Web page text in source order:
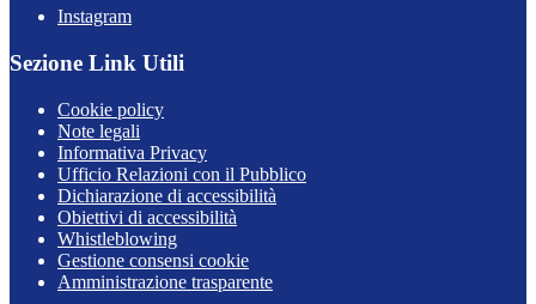
Instagram
Sezione Link Utili
Cookie policy
Note legali
Informativa Privacy
Ufficio Relazioni con il Pubblico
Dichiarazione di accessibilità
Obiettivi di accessibilità
Whistleblowing
Gestione consensi cookie
Amministrazione trasparente